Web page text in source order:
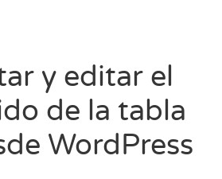
y editar el
de la tabla
WordPress